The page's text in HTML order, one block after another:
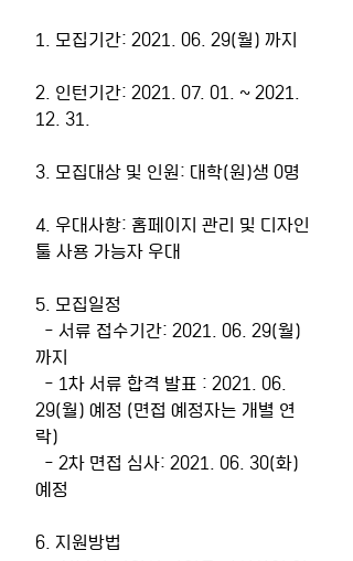
1. 모집기간: 2021. 06. 29(월) 까지
2. 인턴기간: 2021. 07. 01. ~ 2021.
12. 31.
3. 모집대상 및 인원: 대학(원)생 0명
4. 우대사항: 홈페이지 관리 및 디자인
툴 사용 가능자 우대
5. 모집일정
까지
29(월) 예정 (면접 예정자는 개별 연
락)
예정
6. 지원방법